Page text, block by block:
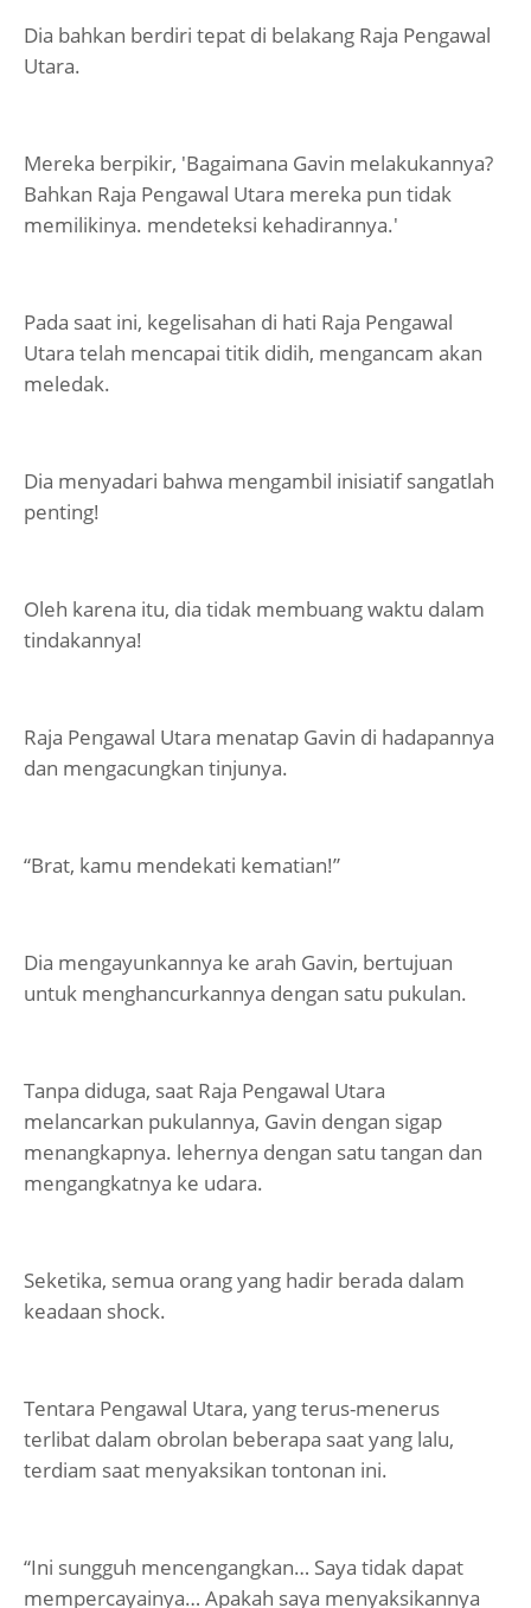
Dia bahkan berdiri tepat di belakang Raja Pengawal
Utara.
Mereka berpikir, 'Bagaimana Gavin melakukannya?
Bahkan Raja Pengawal Utara mereka pun tidak
memilikinya. mendeteksi kehadirannya.'
Pada saat ini, kegelisahan di hati Raja Pengawal
Utara telah mencapai titik didih, mengancam akan
meledak.
Dia menyadari bahwa mengambil inisiatif sangatlah
penting!
Oleh karena itu, dia tidak membuang waktu dalam
tindakannya!
Raja Pengawal Utara menatap Gavin di hadapannya
dan mengacungkan tinjunya.
“Brat, kamu mendekati kematian!”
Dia mengayunkannya ke arah Gavin, bertujuan
untuk menghancurkannya dengan satu pukulan.
Tanpa diduga, saat Raja Pengawal Utara
melancarkan pukulannya, Gavin dengan sigap
menangkapnya. lehernya dengan satu tangan dan
mengangkatnya ke udara.
Seketika, semua orang yang hadir berada dalam
keadaan shock.
Tentara Pengawal Utara, yang terus-menerus
terlibat dalam obrolan beberapa saat yang lalu,
terdiam saat menyaksikan tontonan ini.
“Ini sungguh mencengangkan… Saya tidak dapat
mempercayainya… Apakah saya menyaksikannya